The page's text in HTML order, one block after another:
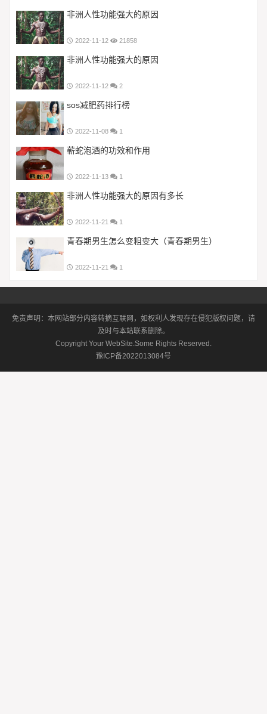
非洲人性功能强大的原因
2022-11-12 21858
非洲人性功能强大的原因
2022-11-12 2
sos减肥药排行榜
2022-11-08 1
蕲蛇泡酒的功效和作用
2022-11-13 1
非洲人性功能强大的原因有多长
2022-11-21 1
青春期男生怎么变粗变大（青春期男生）
2022-11-21 1
免责声明：本网站部分内容转摘互联网，如权利人发现存在侵犯版权问题，请
及时与本站联系删除。
Copyright Your WebSite.Some Rights Reserved.
豫ICP备2022013084号